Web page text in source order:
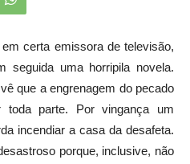
certa emissora de televisão,
seguida uma horripila novela.
que a engrenagem do pecado
parte. Por vingança um
incendiar a casa da desafeta.
porque, inclusive, não